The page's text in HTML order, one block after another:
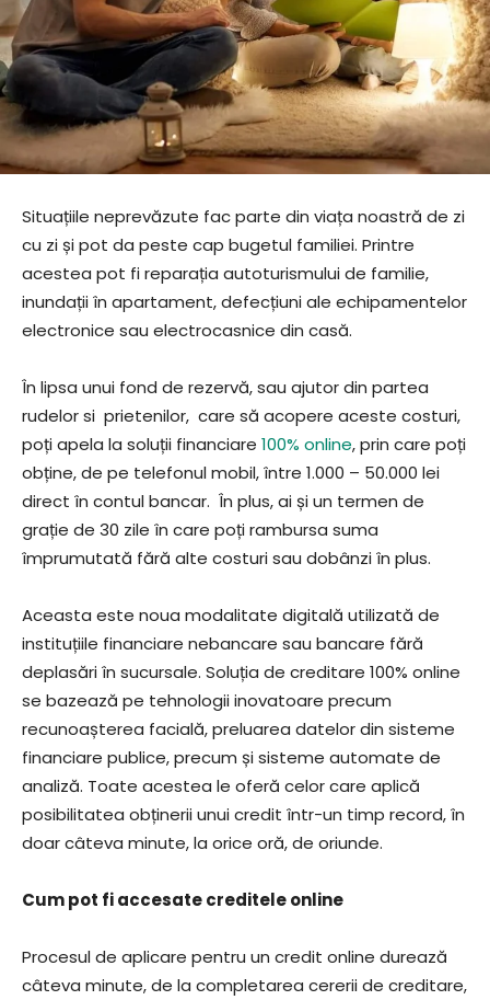
Situațiile neprevăzute fac parte din viața noastră de zi
cu zi și pot da peste cap bugetul familiei. Printre
acestea pot fi reparația autoturismului de familie,
inundații în apartament, defecțiuni ale echipamentelor
electronice sau electrocasnice din casă.
În lipsa unui fond de rezervă, sau ajutor din partea
rudelor si prietenilor, care să acopere aceste costuri,
poți apela la soluții financiare 100% online, prin care poți
obține, de pe telefonul mobil, între 1.000 – 50.000 lei
direct în contul bancar. În plus, ai și un termen de
grație de 30 zile în care poți rambursa suma
împrumutată fără alte costuri sau dobânzi în plus.
Aceasta este noua modalitate digitală utilizată de
instituțiile financiare nebancare sau bancare fără
deplasări în sucursale. Soluția de creditare 100% online
se bazează pe tehnologii inovatoare precum
recunoașterea facială, preluarea datelor din sisteme
financiare publice, precum și sisteme automate de
analiză. Toate acestea le oferă celor care aplică
posibilitatea obținerii unui credit într-un timp record, în
doar câteva minute, la orice oră, de oriunde.
Cum pot fi accesate creditele online
Procesul de aplicare pentru un credit online durează
câteva minute, de la completarea cererii de creditare,